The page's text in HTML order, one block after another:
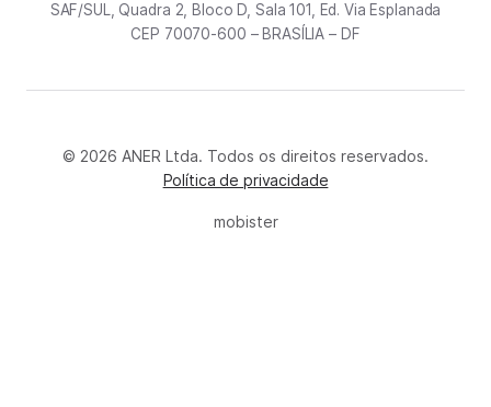
SAF/SUL, Quadra 2, Bloco D, Sala 101, Ed. Via Esplanada
CEP 70070-600 – BRASÍLIA – DF
© 2026 ANER Ltda. Todos os direitos reservados.
Política de privacidade
mobister